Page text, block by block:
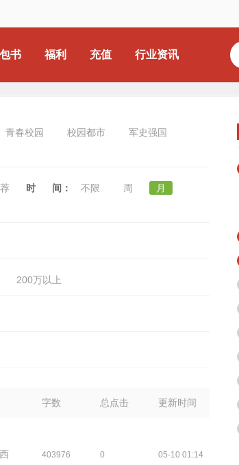
包书 福利 充值 行业资讯
青春校园 校园都市
军史强国
时 间： 不限 周
月
200万以上
字数 总点击 更新时间
403976 0 05-10 01:14